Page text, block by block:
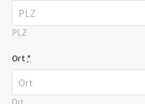
PLZ
Ort *
Ort